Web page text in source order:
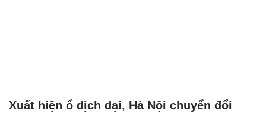
Xuất hiện ổ dịch dại, Hà Nội chuyển đổi